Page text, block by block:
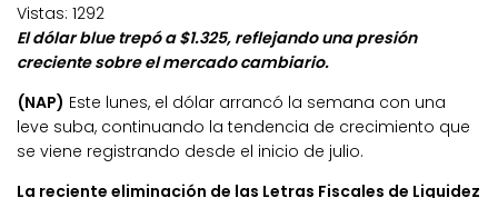
Vistas: 1292
El dólar blue trepó a $1.325, reflejando una presión
creciente sobre el mercado cambiario.
(NAP) Este lunes, el dólar arrancó la semana con una
leve suba, continuando la tendencia de crecimiento que
se viene registrando desde el inicio de julio.
La reciente eliminación de las Letras Fiscales de Liquidez